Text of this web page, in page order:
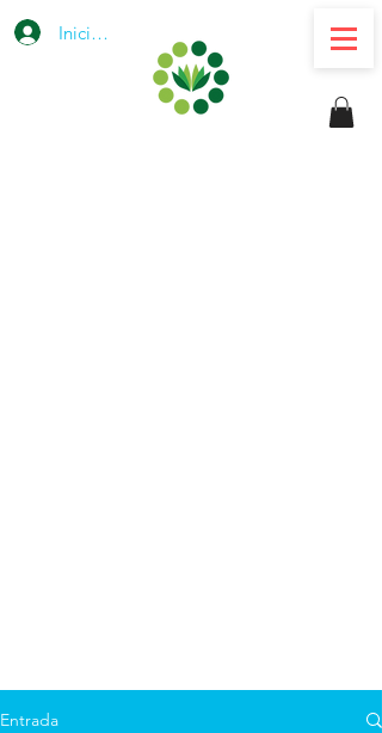
Iniciar sesión
Entrada